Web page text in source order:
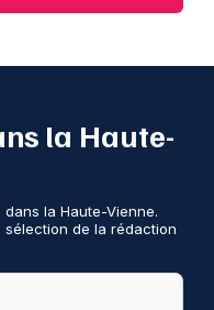
la Haute-
la Haute-Vienne.
sélection de la rédaction